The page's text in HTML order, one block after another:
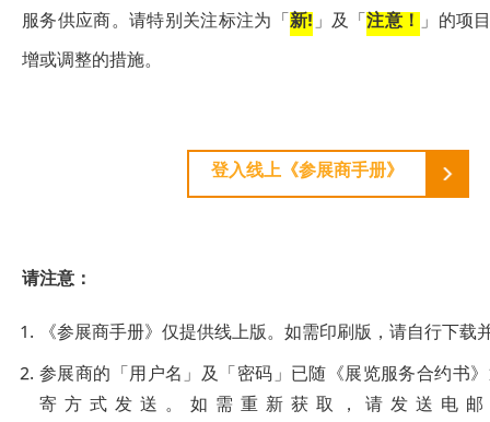
服务供应商。请特别关注标注为「 新!」及「注意！ 」的项
增或调整的措施。
登入线上《参展商手册》
请注意：
《参展商手册》仅提供线上版。如需印刷版，请自行下载
参展商的「用户名」及「密码」已随《展览服务合约书
寄方式发送。如需重新获取，请发送电